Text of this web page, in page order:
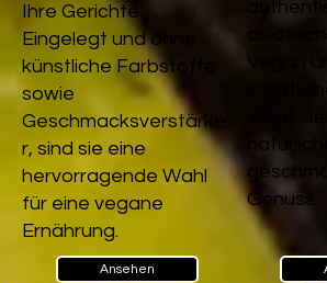
Ihre Gerichte.
Eingelegt und ohne
künstliche Farbstoffe
sowie
Geschmacksverstärke
r, sind sie eine
hervorragende Wahl
für eine vegane
Ernährung.
Ansehen
Vegan
sorgt
Genuss.